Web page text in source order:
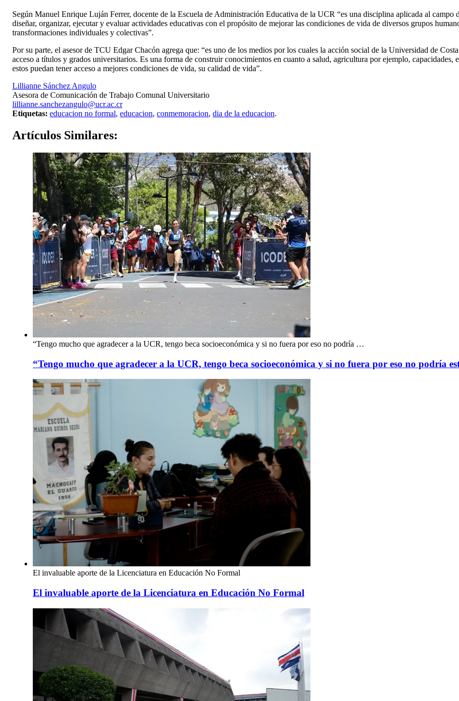
Según Manuel Enrique Luján Ferrer, docente de la Escuela de Administración Educativa de la UCR “es una disciplina aplicada al campo
diseñar, organizar, ejecutar y evaluar actividades educativas con el propósito de mejorar las condiciones de vida de diversos grupos
transformaciones individuales y colectivas”.
Por su parte, el asesor de TCU Edgar Chacón agrega que: “es uno de los medios por los cuales la acción social de la Universidad de
acceso a títulos y grados universitarios. Es una forma de construir conocimientos en cuanto a salud, agricultura por ejemplo, capacidades,
estos puedan tener acceso a mejores condiciones de vida, su calidad de vida”.
Lillianne Sánchez Angulo
Asesora de Comunicación de Trabajo Comunal Universitario
lillianne.sanchezangulo@ucr.ac.cr
Etiquetas: educacion no formal, educacion, conmemoracion, dia de la educacion.
Artículos Similares:
“Tengo mucho que agradecer a la UCR, tengo beca socioeconómica y si no fuera por eso no podría …
“Tengo mucho que agradecer a la UCR, tengo beca socioeconómica y si no fuera por eso no podría
El invaluable aporte de la Licenciatura en Educación No Formal
El invaluable aporte de la Licenciatura en Educación No Formal